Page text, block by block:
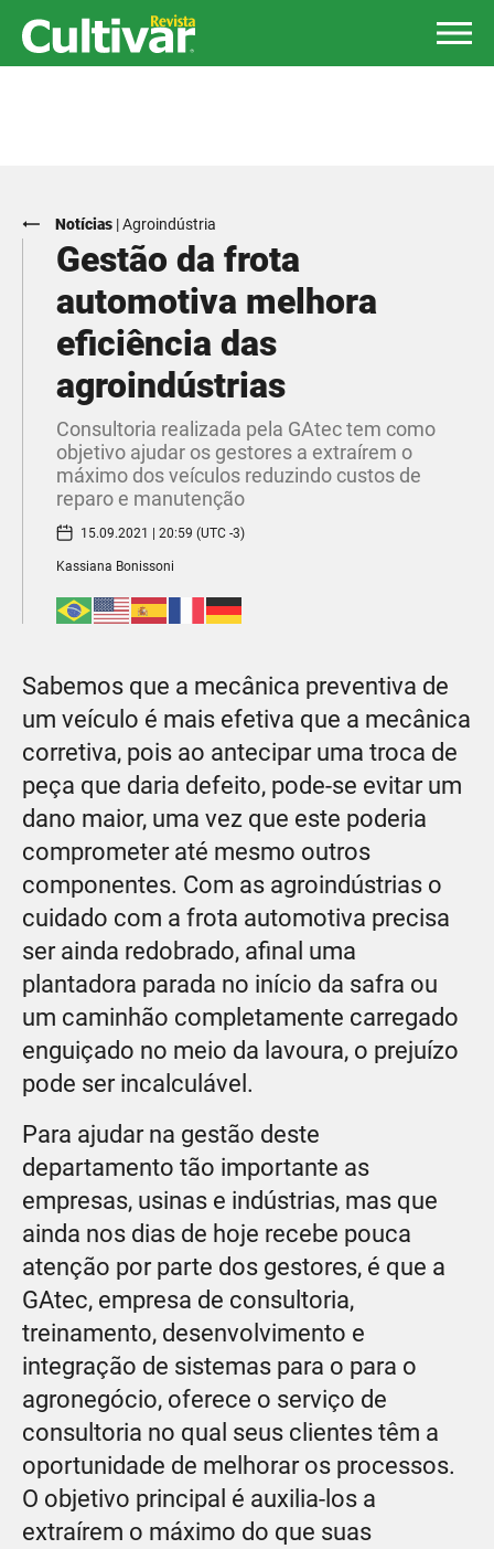
Notícias |Agroindústria
Gestão da frota
automotiva melhora
eficiência das
agroindústrias
Consultoria realizada pela GAtec tem como
objetivo ajudar os gestores a extraírem o
máximo dos veículos reduzindo custos de
reparo e manutenção
15.09.2021 | 20:59 (UTC -3)
Kassiana Bonissoni
Sabemos que a mecânica preventiva de
um veículo é mais efetiva que a mecânica
corretiva, pois ao antecipar uma troca de
peça que daria defeito, pode-se evitar um
dano maior, uma vez que este poderia
comprometer até mesmo outros
componentes. Com as agroindústrias o
cuidado com a frota automotiva precisa
ser ainda redobrado, afinal uma
plantadora parada no início da safra ou
um caminhão completamente carregado
enguiçado no meio da lavoura, o prejuízo
pode ser incalculável.
Para ajudar na gestão deste
departamento tão importante as
empresas, usinas e indústrias, mas que
ainda nos dias de hoje recebe pouca
atenção por parte dos gestores, é que a
GAtec, empresa de consultoria,
treinamento, desenvolvimento e
integração de sistemas para o para o
agronegócio, oferece o serviço de
consultoria no qual seus clientes têm a
oportunidade de melhorar os processos.
O objetivo principal é auxilia-los a
extraírem o máximo do que suas